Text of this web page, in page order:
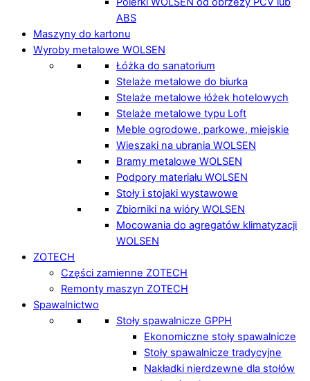
ABS
Maszyny do kartonu
Wyroby metalowe WOLSEN
Łóżka do sanatorium
Stelaże metalowe do biurka
Stelaże metalowe łóżek hotelowych
Stelaże metalowe typu Loft
Meble ogrodowe, parkowe, miejskie
Wieszaki na ubrania WOLSEN
Bramy metalowe WOLSEN
Podpory materiału WOLSEN
Stoły i stojaki wystawowe
Zbiorniki na wióry WOLSEN
Mocowania do agregatów klimatyzacji
WOLSEN
ZOTECH
Części zamienne ZOTECH
Remonty maszyn ZOTECH
Spawalnictwo
Stoły spawalnicze GPPH
Ekonomiczne stoły spawalnicze
Stoły spawalnicze tradycyjne
Nakładki nierdzewne dla stołów